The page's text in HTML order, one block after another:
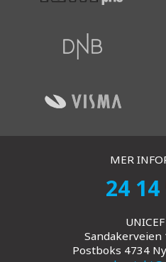
MER
24 14
Sandakerveien
Postboks 4734